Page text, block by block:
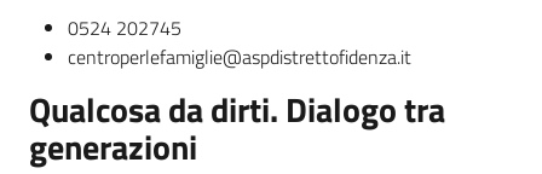
0524 202745
centroperlefamiglie@aspdistrettofidenza.it
Qualcosa da dirti. Dialogo tra
generazioni